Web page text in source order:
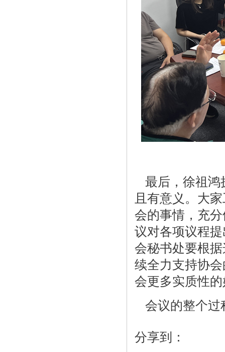
最后，徐祖鸿
且有意义。大
会的事情，充
议对各项议程
会秘书处要根
续全力支持协
会更多实质性
会议的整个过
分享到：